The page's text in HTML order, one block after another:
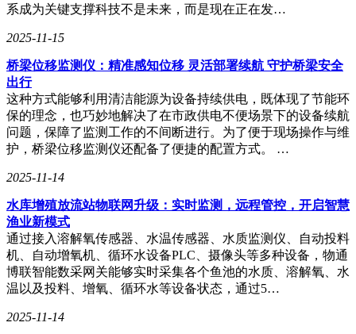
被误删的微信聊天记录并非无法挽回。通过检查云端备份、从
些珍贵的对话记忆。当然，每种方法都有其适用条件和限制，
你需要根据自己的实际情况选择最合适的方式。记住，及时备
份和谨慎操作是预防聊天记录丢失的最佳策略。
系成为关键支撑科技不是未来，而是现在正在发…
2025-11-15
桥梁位移监测仪：精准感知位移 灵活部署续航 守护桥梁安全
出行
这种方式能够利用清洁能源为设备持续供电，既体现了节能环
保的理念，也巧妙地解决了在市政供电不便场景下的设备续航
问题，保障了监测工作的不间断进行。为了便于现场操作与维
护，桥梁位移监测仪还配备了便捷的配置方式。 …
2025-11-14
水库增殖放流站物联网升级：实时监测，远程管控，开启智慧
渔业新模式
通过接入溶解氧传感器、水温传感器、水质监测仪、自动投料
机、自动增氧机、循环水设备PLC、摄像头等多种设备，物通
博联智能数采网关能够实时采集各个鱼池的水质、溶解氧、水
温以及投料、增氧、循环水等设备状态，通过5…
2025-11-14